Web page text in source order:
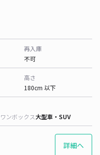
再入庫
不可
高さ
180cm 以下
ワンボックス大型車・SUV
詳細へ